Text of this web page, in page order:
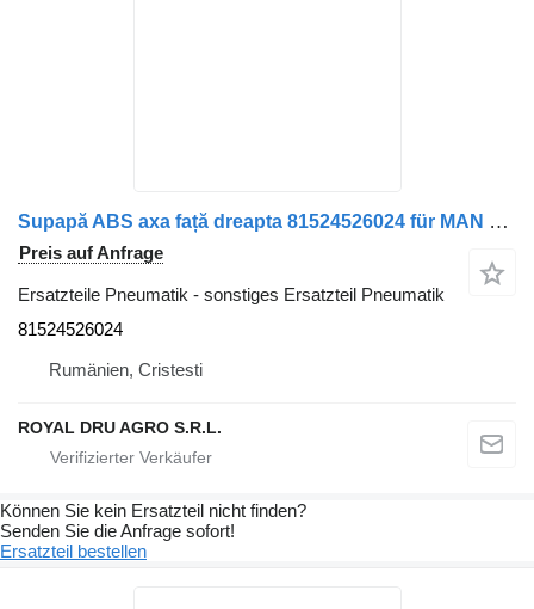
Supapă ABS axa față dreapta 81524526024 für MAN 8152452-9024 8152452-6024 LKW
Preis auf Anfrage
Ersatzteile Pneumatik - sonstiges Ersatzteil Pneumatik
81524526024
Rumänien, Cristesti
ROYAL DRU AGRO S.R.L.
Können Sie kein Ersatzteil nicht finden?
Senden Sie die Anfrage sofort!
Ersatzteil bestellen